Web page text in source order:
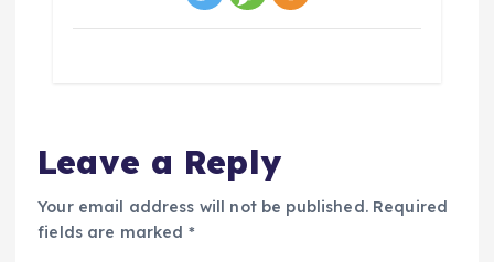
Leave a Reply
Your email address will not be published. Required
fields are marked *